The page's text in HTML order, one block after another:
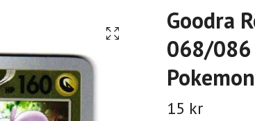
Goodra
068/086
Pokemon
15 kr